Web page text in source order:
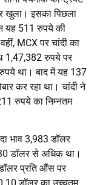
खुला। इसका पिछला
यह 511 रुपये की
MCX पर चांदी का
1,47,382 रुपये पर
था। बाद में यह 137
कर रहा था। चांदी ने
रुपये का निम्नतम
भाव 3,983 डॉलर
डॉलर से अधिक था।
प्रति औंस पर